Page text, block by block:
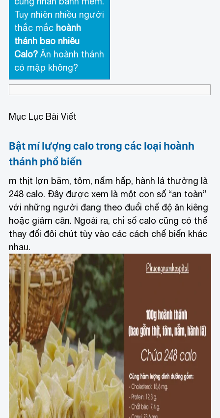
Tuy nhiên nhiều người
thắc mắc hoành
thánh bao nhiêu
Calo? Ăn hoành thánh
có mập không?
Mục Lục Bài Viết
Bật mí lượng calo trong các loại hoành
thánh phổ biến
m thịt lợn băm, tôm, nấm hấp, hành lá thường là
248 calo. Đây được xem là một con số “an toàn”
với những người đang theo đuổi chế độ ăn kiêng
hoặc giảm cân. Ngoài ra, chỉ số calo cũng có thể
thay đổi đôi chút tùy vào các cách chế biến khác
nhau.